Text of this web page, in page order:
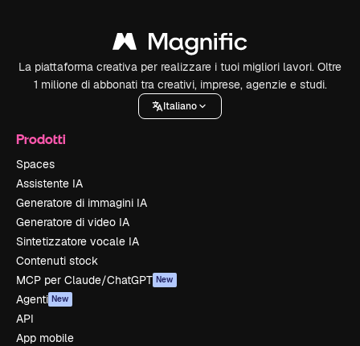
La piattaforma creativa per realizzare i tuoi migliori lavori. Oltre
1 milione di abbonati tra creativi, imprese, agenzie e studi.
Italiano
Prodotti
Spaces
Assistente IA
Generatore di immagini IA
Generatore di video IA
Sintetizzatore vocale IA
Contenuti stock
MCP per Claude/ChatGPT New
Agenti New
API
App mobile